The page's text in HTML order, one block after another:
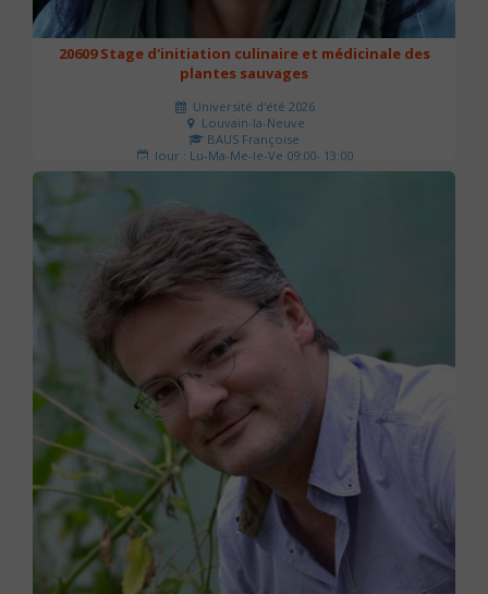
20609 Stage d'initiation culinaire et médicinale des
plantes sauvages
Université d'été 2026
Louvain-la-Neuve
BAUS Françoise
Jour : Lu-Ma-Me-Je-Ve 09:00- 13:00
Nombre de séances : 3